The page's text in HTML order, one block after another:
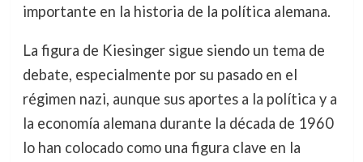
importante en la historia de la política alemana.
La figura de Kiesinger sigue siendo un tema de
debate, especialmente por su pasado en el
régimen nazi, aunque sus aportes a la política y a
la economía alemana durante la década de 1960
lo han colocado como una figura clave en la